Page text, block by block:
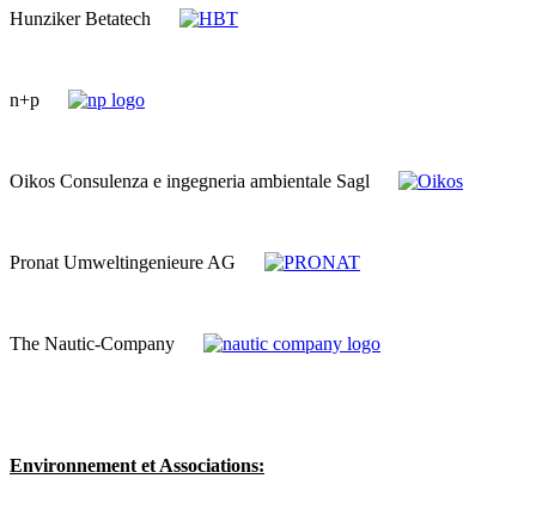
Hunziker Betatech
n+p
Oikos Consulenza e ingegneria ambientale Sagl
Pronat Umweltingenieure AG
The Nautic-Company
Environnement et Associations: